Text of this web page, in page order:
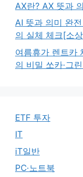
AX란? AX 뜻과
AI 뜻과 의미 완
의 실체 체크[소
여름휴가 렌트카
의 비밀 쏘카·그
ETF 투자
IT
iT일반
PC·노트북